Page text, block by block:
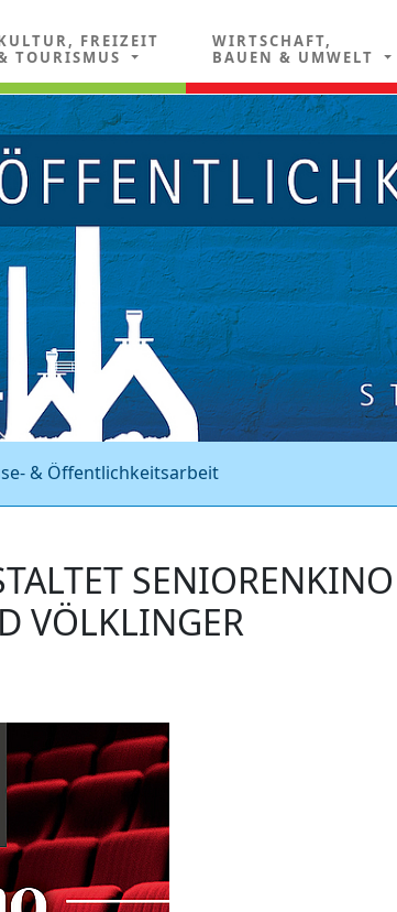
FREIZEIT
TOURISMUS
WIRTSCHAFT,
BAUEN & UMWELT
& Öffentlichkeitsarbeit
SENIORENKINO
VÖLKLINGER